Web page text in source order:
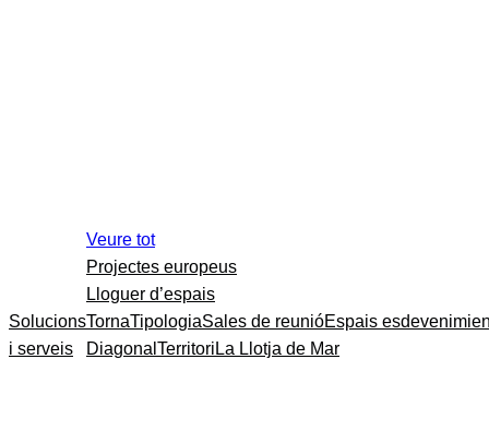
Solucions
i serveis
Veure tot
Projectes europeus
Lloguer d’espais
TornaTipologiaSales de reunióEspais
Diagonal Territori La Llotja de Mar